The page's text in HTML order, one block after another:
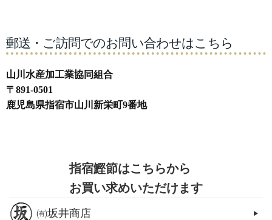
郵送・ご訪問でのお問い合わせはこちら
山川水産加工業協同組合
〒891-0501
鹿児島県指宿市山川新栄町9番地
指宿鰹節はこちらから
お買い求めいただけます
㈲坂井商店